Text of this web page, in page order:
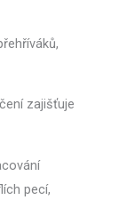
zajišťuje
pecí,